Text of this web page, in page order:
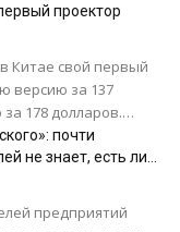
подписку Twitter
проектор
Китае свой первый
версию за 137
178 долларов.
изображение
почти
не знает, есть ли у
к
предприятий